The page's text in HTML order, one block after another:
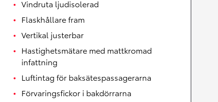
Vindruta ljudisolerad
Flaskhållare fram
Vertikal justerbar
Hastighetsmätare med mattkromad
infattning
Luftintag för baksätespassagerarna
Förvaringsfickor i bakdörrarna